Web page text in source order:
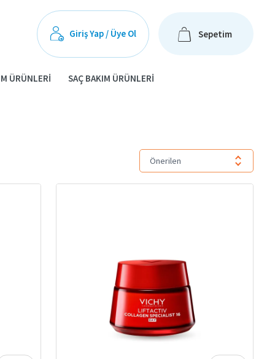
Giriş Yap / Üye Ol Sepetim
ÜRÜNLERI SAÇ BAKIM ÜRÜNLERI
en aza indirmek için özel olarak geliştirilenanti-aging bakım
Önerilen